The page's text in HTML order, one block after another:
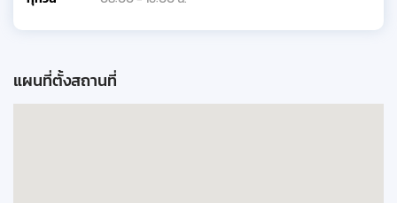
แผนที่ตั้งสถานที่